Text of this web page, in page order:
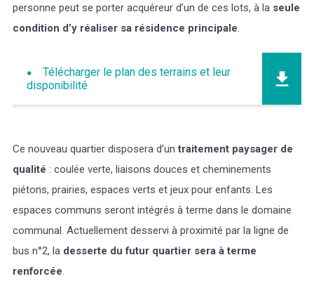
personne peut se porter acquéreur d’un de ces lots, à la seule
condition d’y réaliser sa résidence principale.
Télécharger le plan des terrains et leur
disponibilité
Ce nouveau quartier disposera d’untraitement paysager de
qualité : coulée verte, liaisons douces et cheminements
piétons, prairies, espaces verts et jeux pour enfants. Les
espaces communs seront intégrés à terme dans le domaine
communal. Actuellement desservi à proximité par la ligne de
bus n°2, la desserte du futur quartier sera à terme
renforcée.